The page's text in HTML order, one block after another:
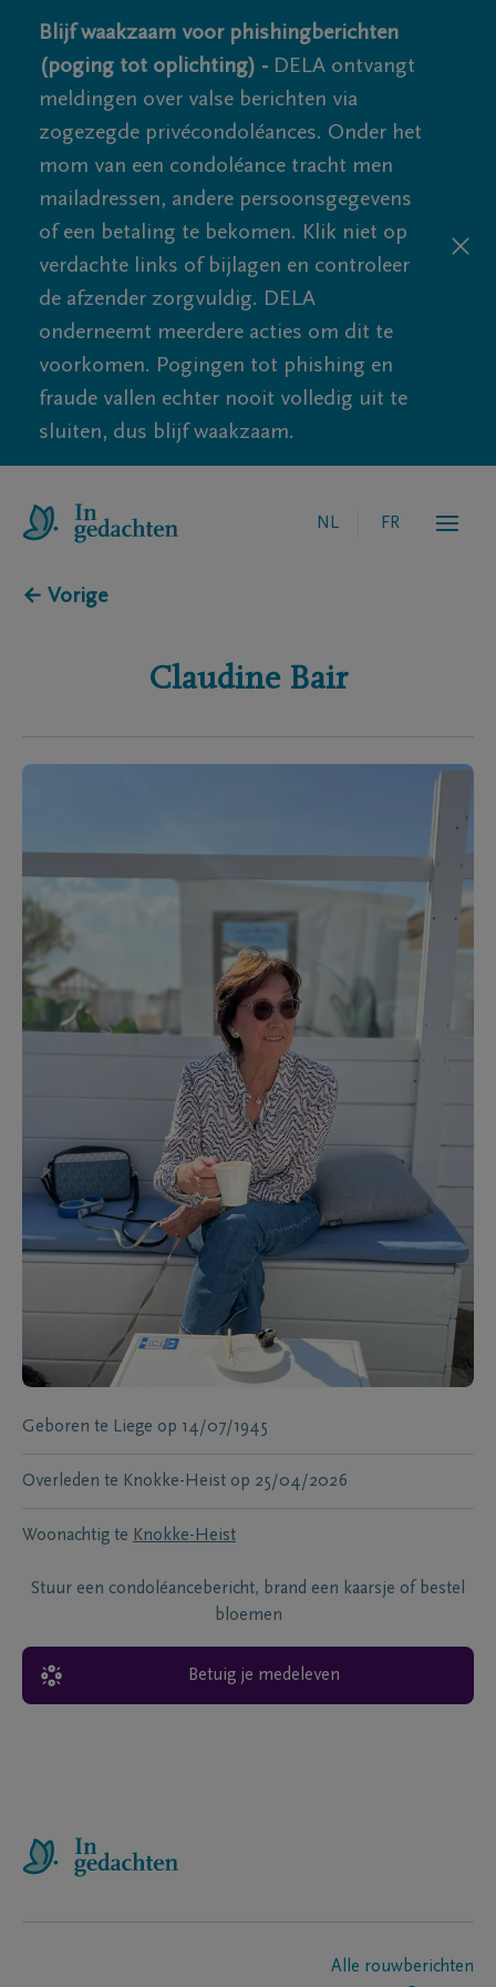
Blijf waakzaam voor phishingberichten
(poging tot oplichting) - DELA ontvangt
meldingen over valse berichten via
zogezegde privécondoléances. Onder het
mom van een condoléance tracht men
mailadressen, andere persoonsgegevens
of een betaling te bekomen. Klik niet op
verdachte links of bijlagen en controleer
de afzender zorgvuldig. DELA
onderneemt meerdere acties om dit te
voorkomen. Pogingen tot phishing en
fraude vallen echter nooit volledig uit te
sluiten, dus blijf waakzaam.
NL FR
← Vorige
Claudine Bair
Geboren te Liege op 14/07/1945
Overleden te Knokke-Heist op 25/04/2026
Woonachtig te Knokke-Heist
Stuur een condoléancebericht, brand een kaarsje of bestel
bloemen
Betuig je medeleven
Alle rouwberichten